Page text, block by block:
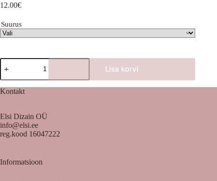
12.00€
Suurus
Värvilised
suled
kogus
Lisa korvi
Kontakt
Elsi Dizain OÜ
info@elsi.ee
reg.kood 16047222
Informatsioon